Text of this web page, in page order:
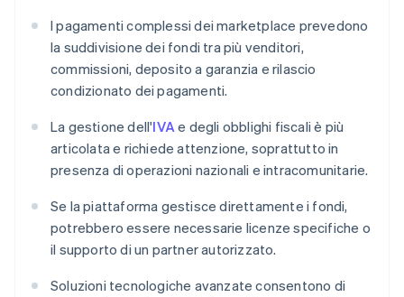
I pagamenti complessi dei marketplace prevedono
la suddivisione dei fondi tra più venditori,
commissioni, deposito a garanzia e rilascio
condizionato dei pagamenti.
La gestione dell'IVAe degli obblighi fiscali è più
articolata e richiede attenzione, soprattutto in
presenza di operazioni nazionali e intracomunitarie.
Se la piattaforma gestisce direttamente i fondi,
potrebbero essere necessarie licenze specifiche o
il supporto di un partner autorizzato.
Soluzioni tecnologiche avanzate consentono di